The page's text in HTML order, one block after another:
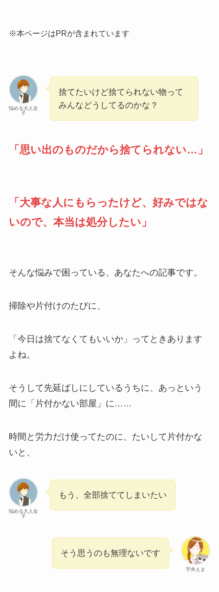
※本ページはPRが含まれています
悩める大人女
子
捨てたいけど捨てられない物って
みんなどうしてるのかな？
「思い出のものだから捨てられない…」
「大事な人にもらったけど、好みではな
いので、本当は処分したい」
そんな悩みで困っている、あなたへの記事です。
掃除や片付けのたびに、
「今日は捨てなくてもいいか」ってときあります
よね。
そうして先延ばしにしているうちに、あっという
間に「片付かない部屋」に……
時間と労力だけ使ってたのに、たいして片付かな
いと、
悩める大人女
子
もう、全部捨ててしまいたい
宇井えま
そう思うのも無理ないです